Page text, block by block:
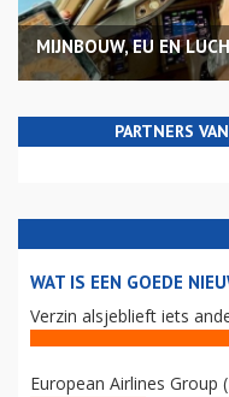
MIJNBOUW, EU EN
PARTNERS
WAT IS EEN GOEDE
Verzin alsjeblieft iets
European Airlines Group